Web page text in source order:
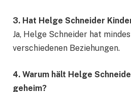
3. Hat Helge Schneider
Ja, Helge Schneider hat
verschiedenen Beziehungen.
4. Warum hält Helge
geheim?